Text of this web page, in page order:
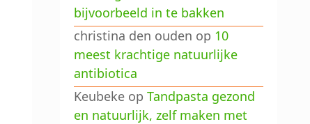
bijvoorbeeld in te bakken
christina den ouden op 10
meest krachtige natuurlijke
antibiotica
Keubekeop Tandpasta gezond
en natuurlijk, zelf maken met